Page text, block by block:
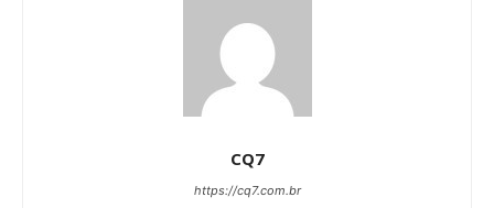
CQ7
https://cq7.com.br